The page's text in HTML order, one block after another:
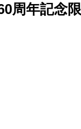
周年記念限